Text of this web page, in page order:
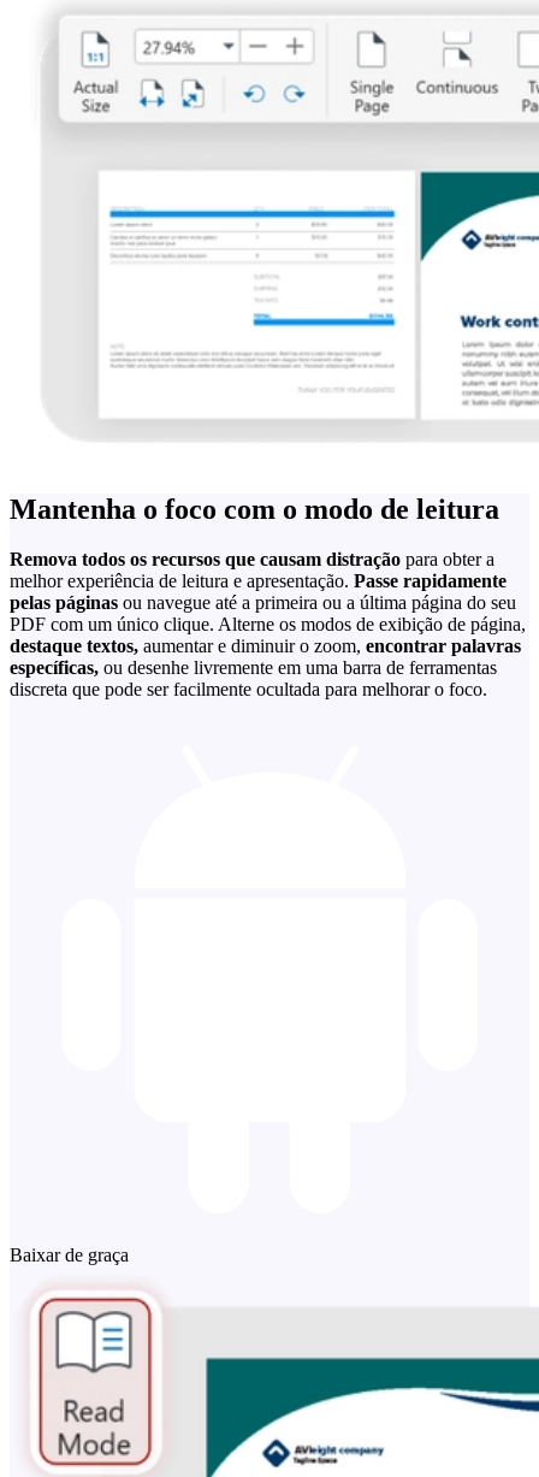
Mantenha o foco com o modo de leitura
Remova todos os recursos que causam distração para obter a
melhor experiência de leitura e apresentação. Passe rapidamente
pelas páginas ou navegue até a primeira ou a última página do seu
PDF com um único clique. Alterne os modos de exibição de página,
destaque textos, aumentar e diminuir o zoom, encontrar palavras
específicas, ou desenhe livremente em uma barra de ferramentas
discreta que pode ser facilmente ocultada para melhorar o foco.
Baixar de graça